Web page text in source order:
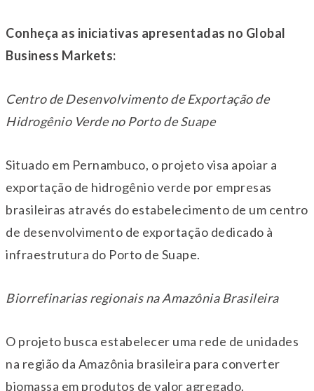
Conheça as iniciativas apresentadas no Global
Business Markets:
Centro de Desenvolvimento de Exportação de
Hidrogênio Verde no Porto de Suape
Situado em Pernambuco, o projeto visa apoiar a
exportação de hidrogênio verde por empresas
brasileiras através do estabelecimento de um centro
de desenvolvimento de exportação dedicado à
infraestrutura do Porto de Suape.
Biorrefinarias regionais na Amazônia Brasileira
O projeto busca estabelecer uma rede de unidades
na região da Amazônia brasileira para converter
biomassa em produtos de valor agregado.